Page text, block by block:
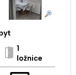
1
ložnice